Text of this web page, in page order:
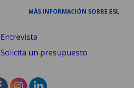
MÁS INFORMACIÓN SOBRE ESL
Entrevista
Solicita un presupuesto